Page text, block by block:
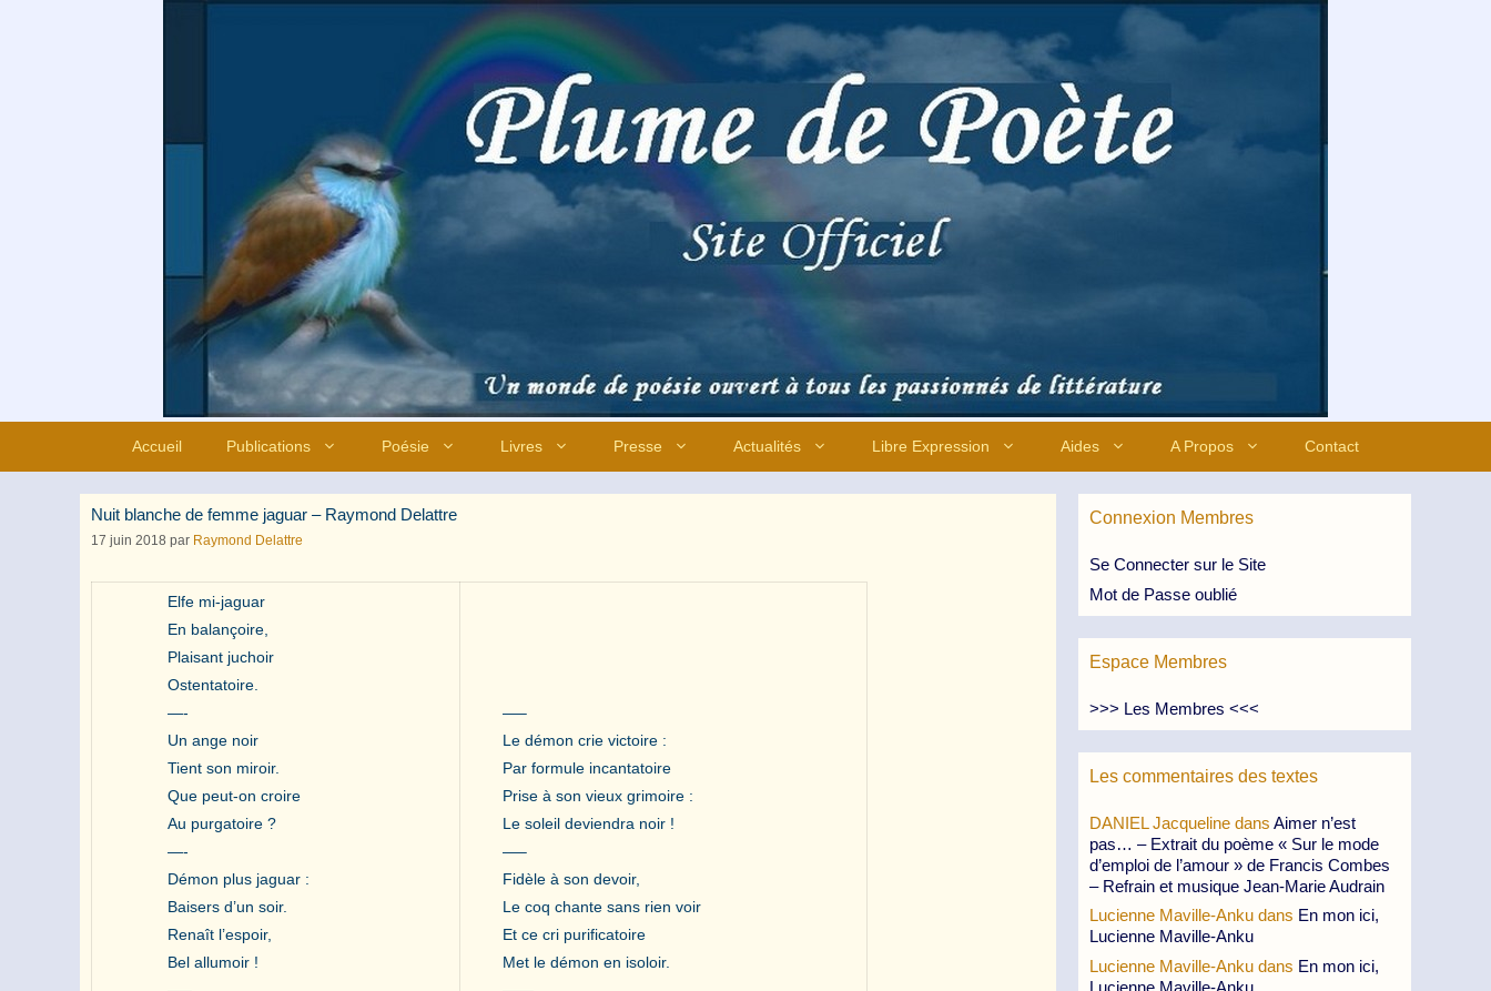
Accueil Publications Poésie Livres Presse Actualités Libre Expression Aides A Propos Contact
Nuit blanche de femme jaguar – Raymond Delattre
17 juin 2018 par Raymond Delattre
Elfe mi-jaguar
En balançoire,
Plaisant juchoir
Ostentatoire.
—-
Un ange noir
Tient son miroir.
Que peut-on croire
Au purgatoire ?
—-
Démon plus jaguar :
Baisers d’un soir.
Renaît l’espoir,
Bel allumoir !
—–
Le démon crie victoire :
Par formule incantatoire
Prise à son vieux grimoire :
Le soleil deviendra noir !
—–
Fidèle à son devoir,
Le coq chante sans rien voir
Et ce cri purificatoire
Met le démon en isoloir.
Connexion Membres
Se Connecter sur le Site
Mot de Passe oublié
Espace Membres
>>> Les Membres <<<
Les commentaires des textes
DANIEL Jacqueline dans Aimer n’est
pas… – Extrait du poème « Sur le mode
d’emploi de l’amour » de Francis Combes
– Refrain et musique Jean-Marie Audrain
Lucienne Maville-Anku dans En mon ici,
Lucienne Maville-Anku
Lucienne Maville-Anku dans En mon ici,
Lucienne Maville-Anku